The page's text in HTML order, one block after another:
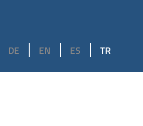
DE EN ES TR